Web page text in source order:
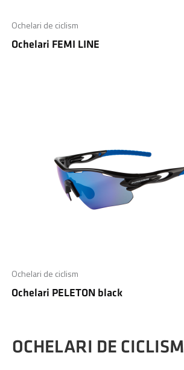
Ochelari de ciclism
Ochelari FEMI LINE
Ochelari de ciclism
Ochelari PELETON black
OCHELARI DE CICLISM